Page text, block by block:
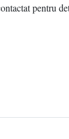
pentru